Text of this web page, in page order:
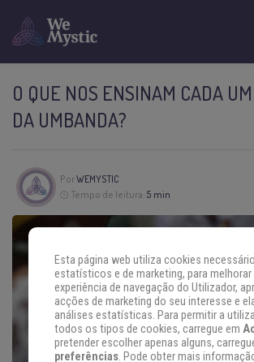
O QUE NOS ENSINAM CADA
DA UMBANDA?
PorWEMYSTIC
Tempo de leitura: 5 min
Esta página web utiliza cookies
estatísticos e de marketing, para melhorar
experiência de navegação do Utilizador,
acções de marketing do seu interesse e
análises estatísticas. Para permitir a
todos os tipos de cookies, carregue em
pretender escolher apenas alguns,
preferências. Pode obter mais